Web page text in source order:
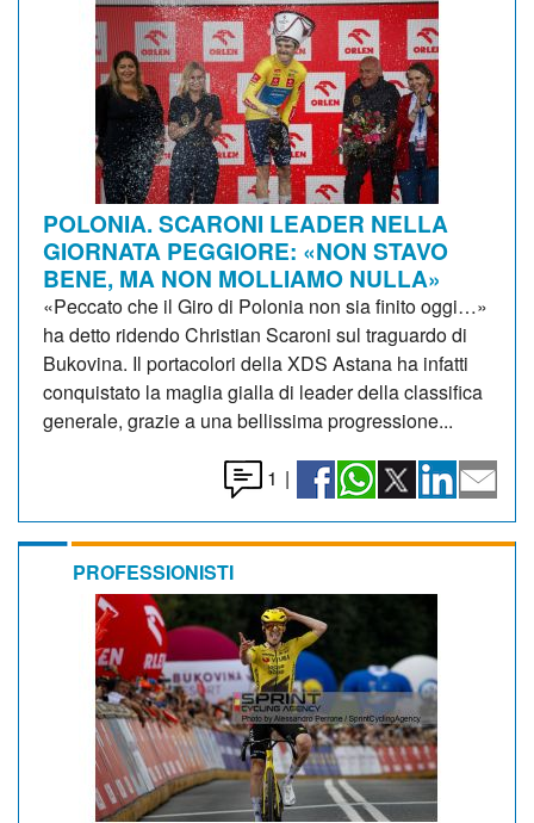
POLONIA. SCARONI LEADER NELLA
GIORNATA PEGGIORE: «NON STAVO
BENE, MA NON MOLLIAMO NULLA»
«Peccato che il Giro di Polonia non sia finito oggi…»
ha detto ridendo Christian Scaroni sul traguardo di
Bukovina. Il portacolori della XDS Astana ha infatti
conquistato la maglia gialla di leader della classifica
generale, grazie a una bellissima progressione...
1 |
PROFESSIONISTI